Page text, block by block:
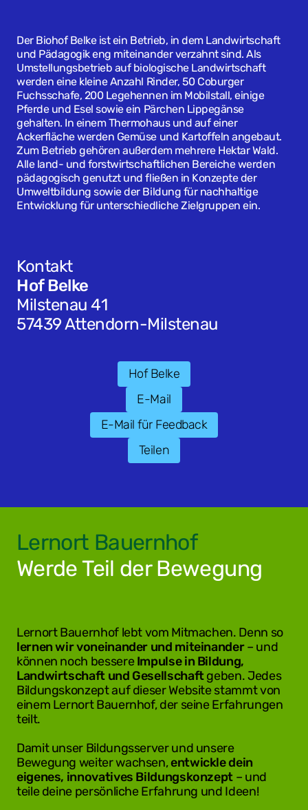
Der Biohof Belke ist ein Betrieb, in dem Landwirtschaft
und Pädagogik eng miteinander verzahnt sind. Als
Umstellungsbetrieb auf biologische Landwirtschaft
werden eine kleine Anzahl Rinder, 50 Coburger
Fuchsschafe, 200 Legehennen im Mobilstall, einige
Pferde und Esel sowie ein Pärchen Lippegänse
gehalten. In einem Thermohaus und auf einer
Ackerfläche werden Gemüse und Kartoffeln angebaut.
Zum Betrieb gehören außerdem mehrere Hektar Wald.
Alle land- und forstwirtschaftlichen Bereiche werden
pädagogisch genutzt und fließen in Konzepte der
Umweltbildung sowie der Bildung für nachhaltige
Entwicklung für unterschiedliche Zielgruppen ein.
Kontakt
Hof Belke
Milstenau 41
57439 Attendorn-Milstenau
Hof Belke
E-Mail
E-Mail für Feedback
Teilen
Lernort Bauernhof
Werde Teil der Bewegung
Lernort Bauernhof lebt vom Mitmachen. Denn so
lernen wir voneinander und miteinander– und
können noch bessereImpulse in Bildung,
Landwirtschaft und Gesellschaftgeben. Jedes
Bildungskonzept auf dieser Website stammt von
einem Lernort Bauernhof, der seine Erfahrungen
teilt.
Damit unser Bildungsserver und unsere
Bewegung weiter wachsen,entwickle dein
eigenes, innovatives Bildungskonzept – und
teile deine persönliche Erfahrung und Ideen!